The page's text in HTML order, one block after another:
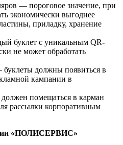
— пороговое значение, при
экономически выгоднее
приладку, хранение
буклет с уникальным QR-
не может обработать
должны появиться в
кампании в
должен помещаться в карман
рассылки корпоративным
«ПОЛИСЕРВИС»